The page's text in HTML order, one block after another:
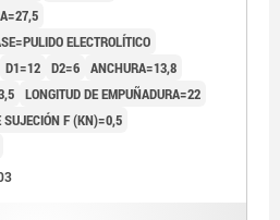
ELECTROLÍTICO
D1=12 D2=6 ANCHURA=13,8
LONGITUD DE EMPUÑADURA=22
SUJECIÓN F (KN)=0,5